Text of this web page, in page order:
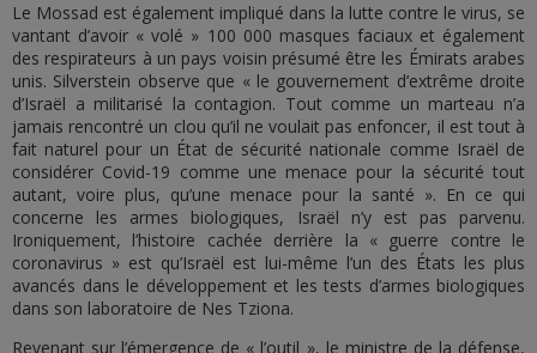
Le Mossad est également impliqué dans la lutte contre le virus, se
vantant d’avoir « volé » 100 000 masques faciaux et également
des respirateurs à un pays voisin présumé être les Émirats arabes
unis. Silverstein observe que « le gouvernement d’extrême droite
d’Israël a militarisé la contagion. Tout comme un marteau n’a
jamais rencontré un clou qu’il ne voulait pas enfoncer, il est tout à
fait naturel pour un État de sécurité nationale comme Israël de
considérer Covid-19 comme une menace pour la sécurité tout
autant, voire plus, qu’une menace pour la santé ». En ce qui
concerne les armes biologiques, Israël n’y est pas parvenu.
Ironiquement, l’histoire cachée derrière la « guerre contre le
coronavirus » est qu’Israël est lui-même l’un des États les plus
avancés dans le développement et les tests d’armes biologiques
dans son laboratoire de Nes Tziona.
Revenant sur l’émergence de « l’outil », le ministre de la défense,